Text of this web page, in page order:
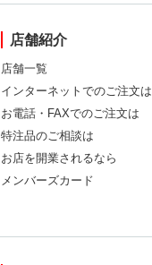
店舗紹介
店舗一覧
インターネットでのご注文は
お電話・FAXでのご注文は
特注品のご相談は
お店を開業されるなら
メンバーズカード